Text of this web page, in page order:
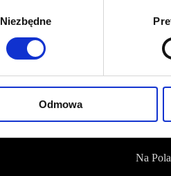
Niezbędne
Odmowa
NUMER
81 1090 2398
Na